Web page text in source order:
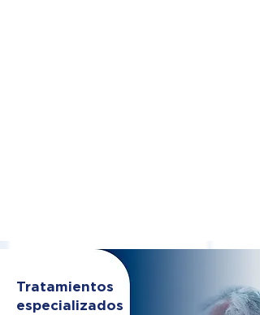
Tratamientos
especializados